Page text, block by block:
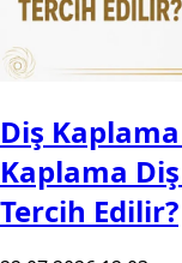
Diş
Kaplama
Tercih Edilir?